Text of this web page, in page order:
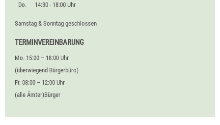
Do.
14:30 - 18:00 Uhr
Samstag & Sonntag geschlossen
TERMINVEREINBARUNG
Mo. 15:00 – 18:00 Uhr
(überwiegend Bürgerbüro)
Fr. 08:00 – 12:00 Uhr
(alle Ämter)Bürger